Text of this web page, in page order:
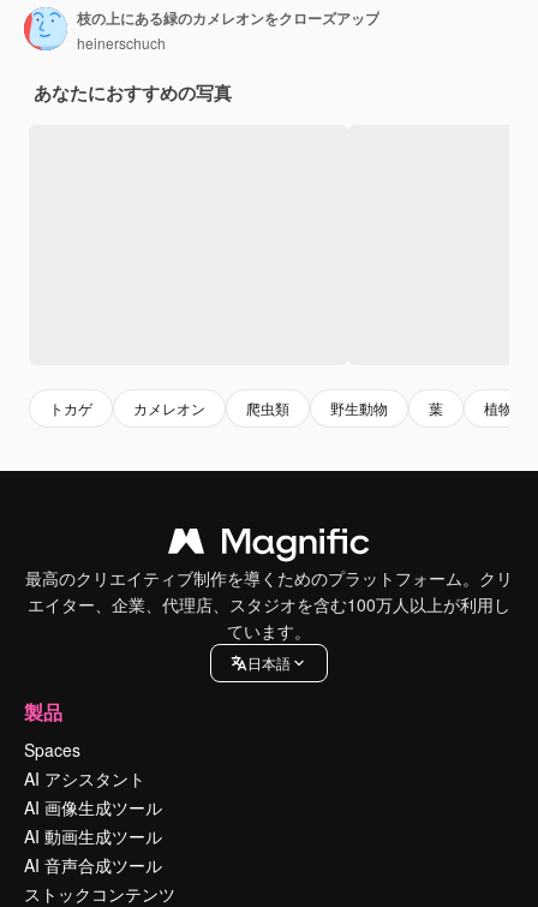
枝の上にある緑のカメレオンをクローズアップ
heinerschuch
あなたにおすすめの写真
トカゲ カメレオン 爬虫類 野生動物 葉 植物
最高のクリエイティブ制作を導くためのプラットフォーム。クリ
エイター、企業、代理店、スタジオを含む100万人以上が利用し
ています。
日本語
製品
Spaces
AI アシスタント
AI 画像生成ツール
AI 動画生成ツール
AI 音声合成ツール
ストックコンテンツ